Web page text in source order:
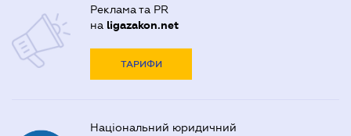
Реклама та PR
на ligazakon.net
ТАРИФИ
Національний юридичний